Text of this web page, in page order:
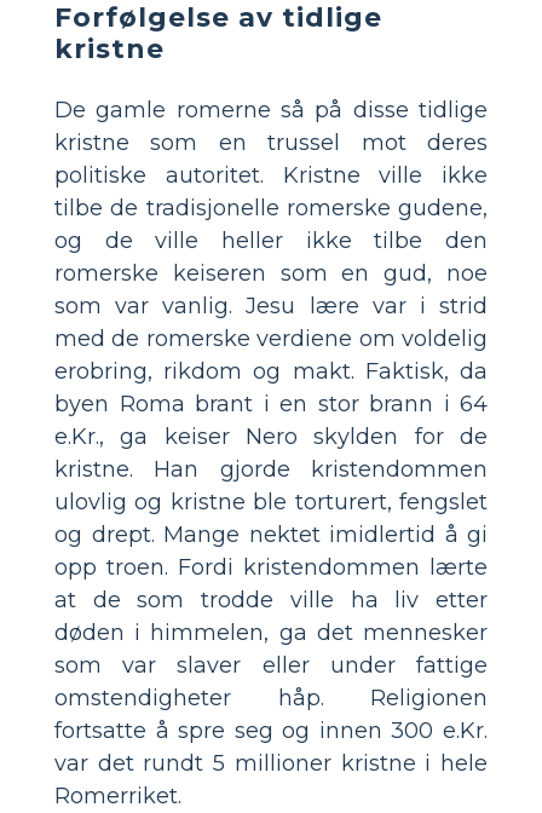
Forfølgelse av tidlige
kristne
De gamle romerne så på disse tidlige
kristne som en trussel mot deres
politiske autoritet. Kristne ville ikke
tilbe de tradisjonelle romerske gudene,
og de ville heller ikke tilbe den
romerske keiseren som en gud, noe
som var vanlig. Jesu lære var i strid
med de romerske verdiene om voldelig
erobring, rikdom og makt. Faktisk, da
byen Roma brant i en stor brann i 64
e.Kr., ga keiser Nero skylden for de
kristne. Han gjorde kristendommen
ulovlig og kristne ble torturert, fengslet
og drept. Mange nektet imidlertid å gi
opp troen. Fordi kristendommen lærte
at de som trodde ville ha liv etter
døden i himmelen, ga det mennesker
som var slaver eller under fattige
omstendigheter håp. Religionen
fortsatte å spre seg og innen 300 e.Kr.
var det rundt 5 millioner kristne i hele
Romerriket.